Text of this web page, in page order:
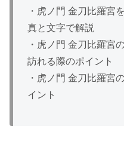
・虎ノ門 金刀比羅宮
真と文字で解説
・虎ノ門 金刀比羅宮
訪れる際のポイント
・虎ノ門 金刀比羅宮
イント